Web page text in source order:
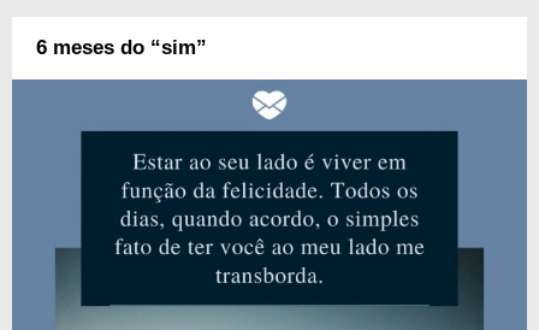
6 meses do “sim”